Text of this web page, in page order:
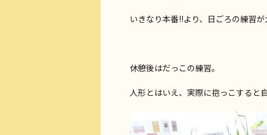
いきなり本番!!より、日ごろの練習
休憩後はだっこの練習。
人形とはいえ、実際に抱っこすると